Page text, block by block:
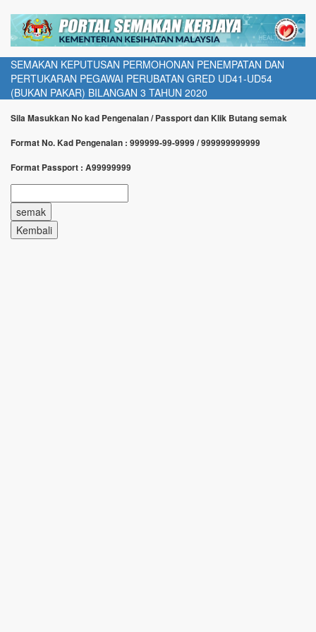
SEMAKAN KEPUTUSAN PERMOHONAN PENEMPATAN DAN
PERTUKARAN PEGAWAI PERUBATAN GRED UD41-UD54
(BUKAN PAKAR) BILANGAN 3 TAHUN 2020
Sila Masukkan No kad Pengenalan / Passport dan Klik Butang semak
Format No. Kad Pengenalan : 999999-99-9999 / 999999999999
Format Passport : A99999999